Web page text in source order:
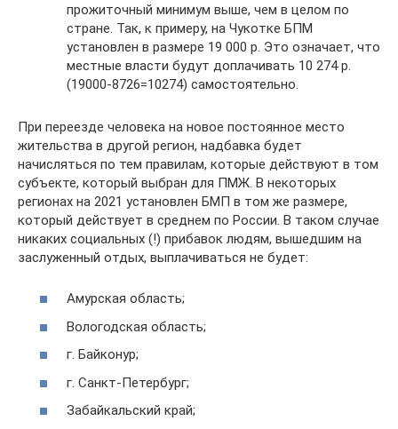
прожиточный минимум выше, чем в целом по
стране. Так, к примеру, на Чукотке БПМ
установлен в размере 19 000 р. Это означает, что
местные власти будут доплачивать 10 274 р.
(19000-8726=10274) самостоятельно.
При переезде человека на новое постоянное место
жительства в другой регион, надбавка будет
начисляться по тем правилам, которые действуют в том
субъекте, который выбран для ПМЖ. В некоторых
регионах на 2021 установлен БМП в том же размере,
который действует в среднем по России. В таком случае
никаких социальных (!) прибавок людям, вышедшим на
заслуженный отдых, выплачиваться не будет:
Амурская область;
Вологодская область;
г. Байконур;
г. Санкт-Петербург;
Забайкальский край;